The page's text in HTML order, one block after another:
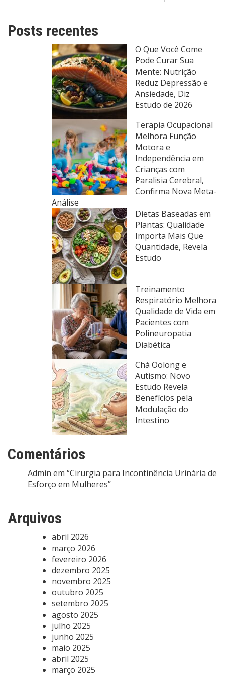
Posts recentes
O Que Você Come
Pode Curar Sua
Mente: Nutrição
Reduz Depressão e
Ansiedade, Diz
Estudo de 2026
Terapia Ocupacional
Melhora Função
Motora e
Independência em
Crianças com
Paralisia Cerebral,
Confirma Nova Meta-
Análise
Dietas Baseadas em
Plantas: Qualidade
Importa Mais Que
Quantidade, Revela
Estudo
Treinamento
Respiratório Melhora
Qualidade de Vida em
Pacientes com
Polineuropatia
Diabética
Chá Oolong e
Autismo: Novo
Estudo Revela
Benefícios pela
Modulação do
Intestino
Comentários
Admin em “Cirurgia para Incontinência Urinária de
Esforço em Mulheres”
Arquivos
abril 2026
março 2026
fevereiro 2026
dezembro 2025
novembro 2025
outubro 2025
setembro 2025
agosto 2025
julho 2025
junho 2025
maio 2025
abril 2025
março 2025